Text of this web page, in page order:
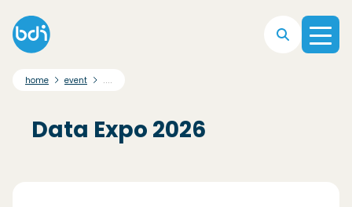
home event ....
Data Expo 2026